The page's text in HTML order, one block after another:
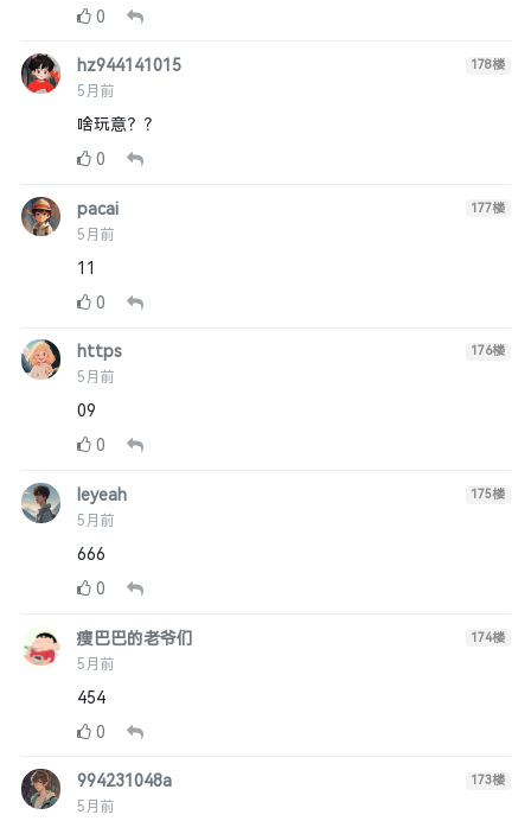
0
hz944141015
5月前
178楼
啥玩意？？
0
pacai
5月前
177楼
11
0
https
5月前
176楼
09
0
leyeah
5月前
175楼
666
0
瘦巴巴的老爷们
5月前
174楼
454
0
994231048a
5月前
173楼